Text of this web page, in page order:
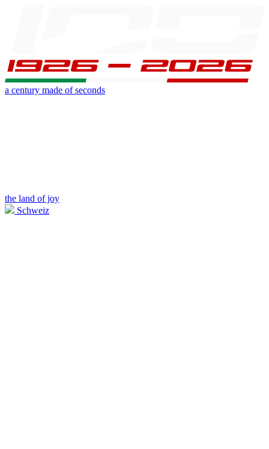
a century made of seconds
the land of joy
Schweiz